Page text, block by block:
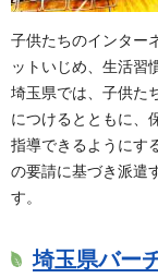
子供たちのインター
ットいじめ、生活習
埼玉県では、子供た
につけるとともに、
指導できるようにす
の要請に基づき派遣
す。
埼玉県バー